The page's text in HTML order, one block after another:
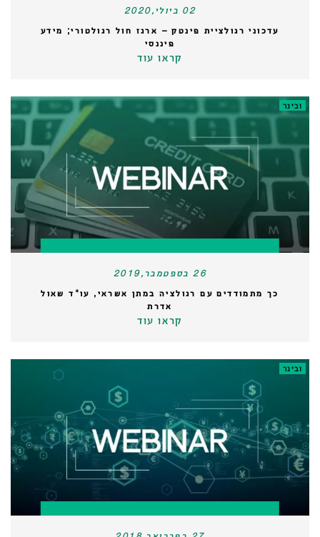
02 ביולי,2020
עדכוני רגולציית פינטק – ארגז חול רגולטורי; מידע
פיננסי
קראו עוד
ובינר
26 בספטמבר,2019
כך מתמודדים עם רגולציה במתן אשראי, עו"ד שאול
אדרת
קראו עוד
ובינר